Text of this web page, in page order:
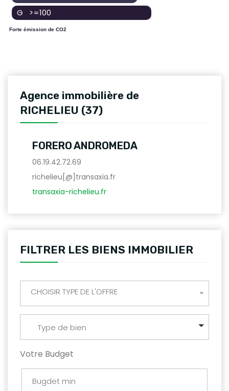
G >=100
Forte émission de CO2
Agence immobilière de
RICHELIEU (37)
FORERO ANDROMEDA
06.19.42.72.69
richelieu[@]transaxia.fr
transaxia-richelieu.fr
FILTRER LES BIENS IMMOBILIER
CHOISIR TYPE DE L'OFFRE
Type de bien
Votre Budget